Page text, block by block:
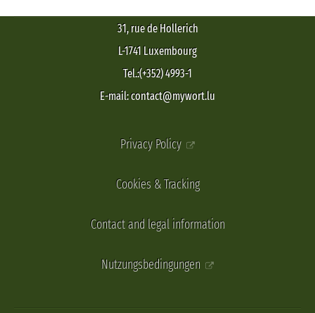
31, rue de Hollerich
L-1741 Luxembourg
Tel.:(+352) 4993-1
E-mail: contact@mywort.lu
Privacy Policy
Cookies & Tracking
Contact and legal information
Nutzungsbedingungen